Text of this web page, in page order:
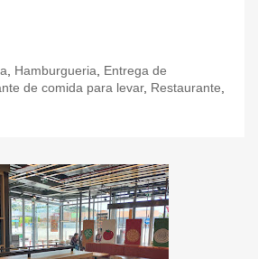
Hamburgueria
Entrega de
de comida para levar, Restaurante